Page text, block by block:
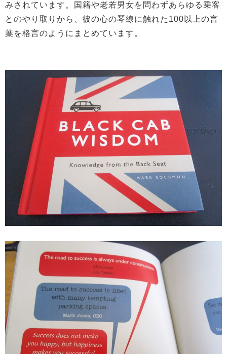
みされています。国籍や老若男女を問わずあらゆる乗客
とのやり取りから、彼の心の琴線に触れた100以上の言
葉を格言のようにまとめています。